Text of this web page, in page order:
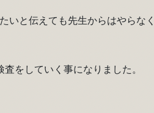
いと伝えても先生からはやらなく
をしていく事になりました。